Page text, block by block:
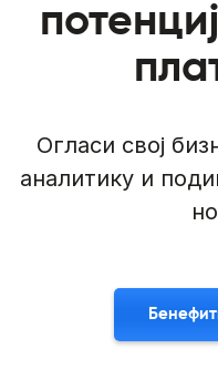
Огласи свој
аналитику и